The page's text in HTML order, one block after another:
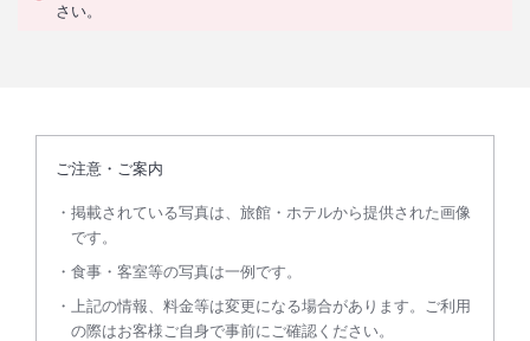
さい。
ご注意・ご案内
掲載されている写真は、旅館・ホテルから提供された画像
です。
食事・客室等の写真は一例です。
上記の情報、料金等は変更になる場合があります。ご利用
の際はお客様ご自身で事前にご確認ください。